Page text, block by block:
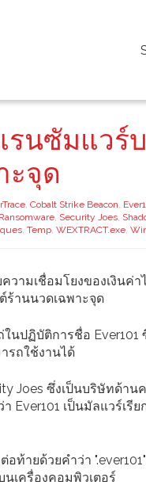
นซัมแวร์
ะจุด
, Cobalt Strike Beacon,
Ransomware, Security Joes,
, Temp, WEXTRACT.exe,
ามเชื่อมโยงของเงินค่
ร้านนวดเฉพาะจุด
นปฏิบัติการชื่อ
รถใช้งานได้
Joes ซึ่งเป็นบริษัทด้า
Ever101 เป็นมัลแวร์เรี
ายด้วยคำว่า
นเครื่องคอมพิวเตอร์